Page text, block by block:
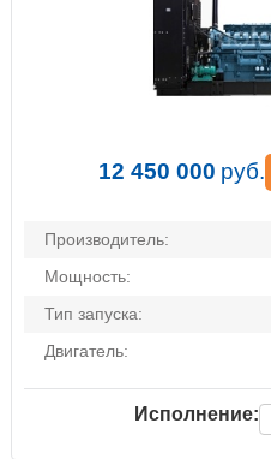
12 450 000 руб.
Производитель:
Мощность:
Тип запуска:
Двигатель:
Исполнение: